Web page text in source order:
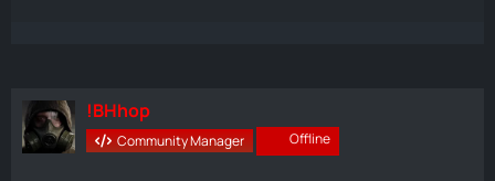
!BHhop
Community Manager Offline